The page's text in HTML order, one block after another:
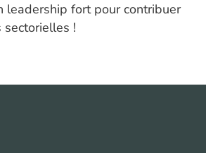
leadership fort pour contribuer
sectorielles !